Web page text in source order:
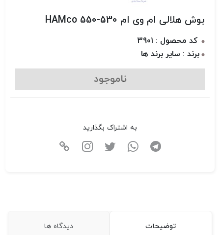
بوش هلالی ام وی ام 530-550 HAMco
کد محصول : 3901
برند : سایر برند ها
ناموجود
به اشتراک بگذارید
توضیحات دیدگاه ها